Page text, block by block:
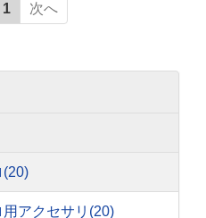
1 次へ
(20)
アクセサリ (20)